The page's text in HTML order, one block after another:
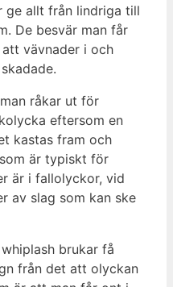
ge allt från lindriga till
De besvär man får
vävnader i och
råkar ut för
eftersom en
kastas fram och
är typiskt för
är i fallolyckor, vid
av slag som kan ske
brukar få
från det att olyckan